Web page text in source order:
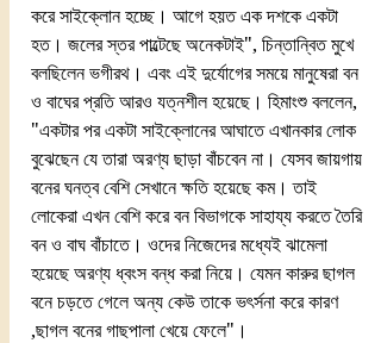
করে সাইক্লোন হচ্ছে। আগে হয়ত এক দশকে একটা
হত। জলের স্তর পাল্টেছে অনেকটাই", চিন্তান্বিত মুখে
বলছিলেন ভগীরথ। এবং এই দুর্যোগের সময়ে মানুষেরা বন
ও বাঘের প্রতি আরও যত্নশীল হয়েছে। হিমাংশু বললেন,
"একটার পর একটা সাইক্লোনের আঘাতে এখানকার লোক
বুঝেছেন যে তারা অরণ্য ছাড়া বাঁচবেন না। যেসব জায়গায়
বনের ঘনত্ব বেশি সেখানে ক্ষতি হয়েছে কম। তাই
লোকেরা এখন বেশি করে বন বিভাগকে সাহায্য করতে তৈরি
বন ও বাঘ বাঁচাতে। ওদের নিজেদের মধ্যেই ঝামেলা
হয়েছে অরণ্য ধ্বংস বন্ধ করা নিয়ে। যেমন কারুর ছাগল
বনে চড়তে গেলে অন্য কেউ তাকে ভৎর্সনা করে কারণ
,ছাগল বনের গাছপালা খেয়ে ফেলে"।